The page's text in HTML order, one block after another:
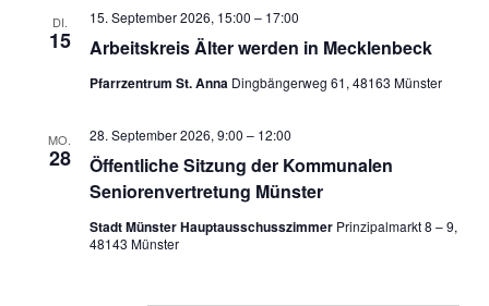
DI.
15 Arbeitskreis Älter werden in Mecklenbeck
15. September 2026, 15:00 – 17:00
Pfarrzentrum St. Anna Dingbängerweg 61, 48163 Münster
MO.
28
Öffentliche Sitzung der Kommunalen
Seniorenvertretung Münster
28. September 2026, 9:00 – 12:00
Stadt Münster Hauptausschusszimmer Prinzipalmarkt 8 – 9,
48143 Münster